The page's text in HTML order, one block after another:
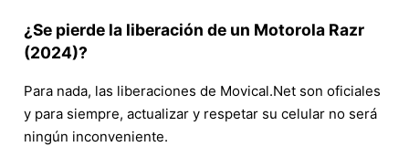
¿Se pierde la liberación de un Motorola Razr
(2024)?
Para nada, las liberaciones de Movical.Net son oficiales
y para siempre, actualizar y respetar su celular no será
ningún inconveniente.